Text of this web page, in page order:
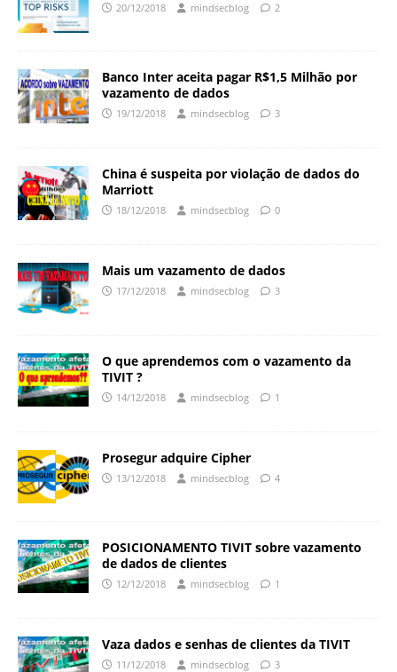
20/12/2018 mindsecblog 2
Banco Inter aceita pagar R$1,5 Milhão por
vazamento de dados
19/12/2018 mindsecblog 3
China é suspeita por violação de dados do
Marriott
18/12/2018 mindsecblog 0
Mais um vazamento de dados
17/12/2018 mindsecblog 3
O que aprendemos com o vazamento da
TIVIT ?
14/12/2018 mindsecblog 1
Prosegur adquire Cipher
13/12/2018 mindsecblog 4
POSICIONAMENTO TIVIT sobre vazamento
de dados de clientes
12/12/2018 mindsecblog 1
Vaza dados e senhas de clientes da TIVIT
11/12/2018 mindsecblog 3